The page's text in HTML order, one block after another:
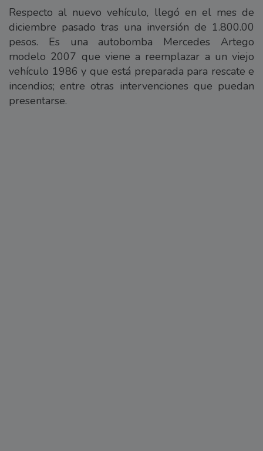
Respecto al nuevo vehículo, llegó en el mes de
diciembre pasado tras una inversión de 1.800.00
pesos. Es una autobomba Mercedes Artego
modelo 2007 que viene a reemplazar a un viejo
vehículo 1986 y que está preparada para rescate e
incendios; entre otras intervenciones que puedan
presentarse.